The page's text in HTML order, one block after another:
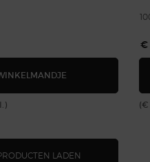
DE TOILETTE & KAARSDUO
ARMANI/PRIVÉ
€
(€
LADEN